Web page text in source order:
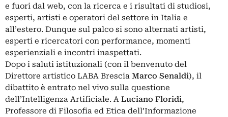
e fuori dal web, con la ricerca e i risultati di studiosi,
esperti, artisti e operatori del settore in Italia e
all’estero. Dunque sul palco si sono alternati artisti,
esperti e ricercatori con performance, momenti
esperienziali e incontri inaspettati.
Dopo i saluti istituzionali (con il benvenuto del
Direttore artistico LABA Brescia Marco Senaldi), il
dibattito è entrato nel vivo sulla questione
dell’Intelligenza Artificiale. A Luciano Floridi,
Professore di Filosofia ed Etica dell’Informazione